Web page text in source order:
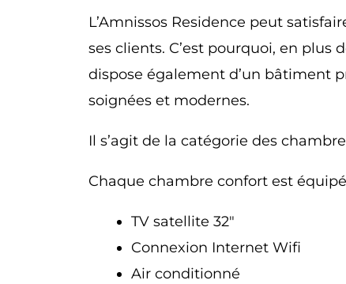
L’Amnissos Residence peut
ses clients. C’est pourquoi, en plus
dispose également d’un bâtiment
soignées et modernes.
Il s’agit de la catégorie des
Chaque chambre confort est
TV satellite 32″
Connexion Internet Wifi
Air conditionné